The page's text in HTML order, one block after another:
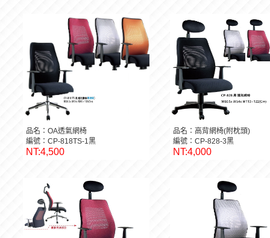
品名：OA透氣網椅
編號：CP-818TS-1黑
NT:4,500
品名：高背網椅(附枕頭)
編號：CP-828-3黑
NT:4,000